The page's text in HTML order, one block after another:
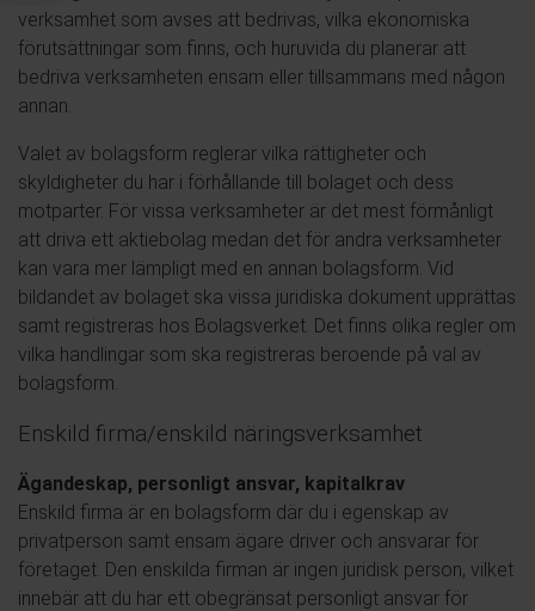
verksamhet som avses att bedrivas, vilka ekonomiska
förutsättningar som finns, och huruvida du planerar att
bedriva verksamheten ensam eller tillsammans med någon
annan.
Valet av bolagsform reglerar vilka rättigheter och
skyldigheter du har i förhållande till bolaget och dess
motparter. För vissa verksamheter är det mest förmånligt
att driva ett aktiebolag medan det för andra verksamheter
kan vara mer lämpligt med en annan bolagsform. Vid
bildandet av bolaget ska vissa juridiska dokument upprättas
samt registreras hos Bolagsverket. Det finns olika regler om
vilka handlingar som ska registreras beroende på val av
bolagsform.
Enskild firma/enskild näringsverksamhet
Ägandeskap, personligt ansvar, kapitalkrav
Enskild firma är en bolagsform där du i egenskap av
privatperson samt ensam ägare driver och ansvarar för
företaget. Den enskilda firman är ingen juridisk person, vilket
innebär att du har ett obegränsat personligt ansvar för